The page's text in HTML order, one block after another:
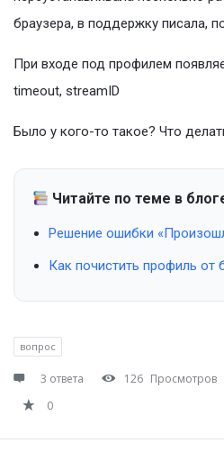
браузера, в поддержку писала,
При входе под профилем
timeout, streamID
Было у кого-то такое? Что
Читайте по теме в
Решение ошибки
Как почистить профиль от
вопрос
3 ответа 126 Просмотров
0